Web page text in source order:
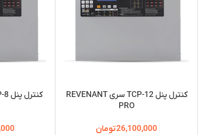
کنترل پنل TCP-12 سری REVENANT
PRO
26,100,000تومان